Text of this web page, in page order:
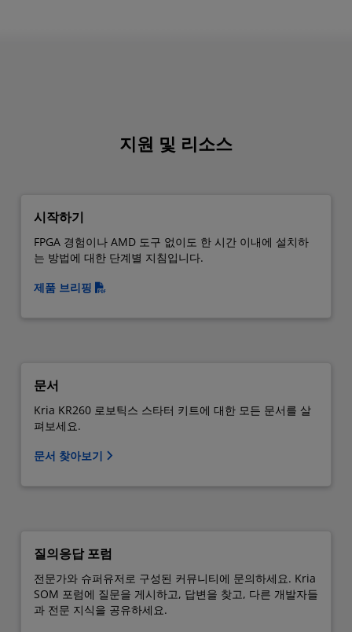
지원 및 리소스
시작하기
FPGA 경험이나 AMD 도구 없이도 한 시간 이내에 설치하
는 방법에 대한 단계별 지침입니다.
제품 브리핑
문서
Kria KR260 로보틱스 스타터 키트에 대한 모든 문서를 살
펴보세요.
문서 찾아보기
질의응답 포럼
전문가와 슈퍼유저로 구성된 커뮤니티에 문의하세요. Kria
SOM 포럼에 질문을 게시하고, 답변을 찾고, 다른 개발자들
과 전문 지식을 공유하세요.